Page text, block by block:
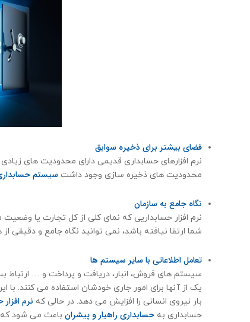
فضای بیشتر برای ذخیره سوابق
نرم افزارهای حسابداری قدیمی دارای محدودیت های
محدودیت های ذخیره سازی وجود داشت سیستم
نگاه جامع به سازمان
نرم افزار حسابداریی كه نمای کلی از کل تجارت یا وضعیت
شما ارتقا نیافته باشد، نمی توانید نگاه جامع و دقیقی
تعامل اطلاعاتی با سایر سیستم ها
سیستم های فروش، انبار، دریافت و پرداخت و … ارتباط
یک از آنها برای امور جاری خودشان استفاده می کنند. با
بار نیروی انسانی را افزایش می دهد. در حالی که نرم
حسابداری به حسابداری راهیار و پیشران باعث می شود که